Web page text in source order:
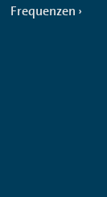
Frequenzen